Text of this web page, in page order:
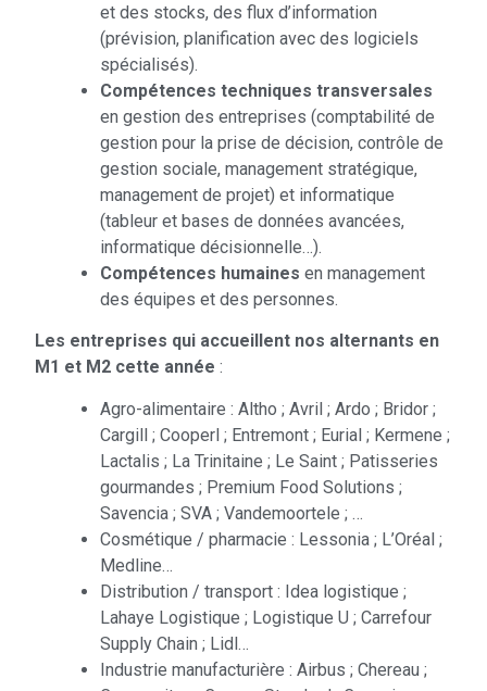
et des stocks, des flux d’information
(prévision, planification avec des logiciels
spécialisés).
Compétences techniques transversales
en gestion des entreprises (comptabilité de
gestion pour la prise de décision, contrôle de
gestion sociale, management stratégique,
management de projet) et informatique
(tableur et bases de données avancées,
informatique décisionnelle…).
Compétences humaines en management
des équipes et des personnes.
Les entreprises qui accueillent nos alternants en
M1 et M2 cette année :
Agro-alimentaire : Altho ; Avril ; Ardo ; Bridor ;
Cargill ; Cooperl ; Entremont ; Eurial ; Kermene ;
Lactalis ; La Trinitaine ; Le Saint ; Patisseries
gourmandes ; Premium Food Solutions ;
Savencia ; SVA ; Vandemoortele ; …
Cosmétique / pharmacie : Lessonia ; L’Oréal ;
Medline…
Distribution / transport : Idea logistique ;
Lahaye Logistique ; Logistique U ; Carrefour
Supply Chain ; Lidl…
Industrie manufacturière : Airbus ; Chereau ;